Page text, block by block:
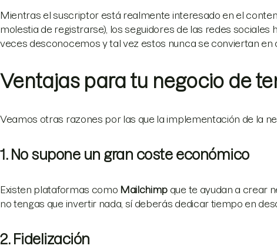
Mientras el suscriptor está realmente interesado en el
molestia de registrarse), los seguidores de las redes
veces desconocemos y tal vez estos nunca se conviertan en
Ventajas para tu negocio de
Veamos otras razones por las que la implementación de la
1. No supone un gran coste económico
Existen plataformas como Mailchimp que te ayudan a crear
no tengas que invertir nada, sí deberás dedicar tiempo en
2. Fidelización